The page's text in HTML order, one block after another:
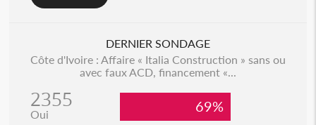
DERNIER SONDAGE
Côte d'Ivoire : Affaire « Italia Construction » sans ou
avec faux ACD, financement «...
2355
Oui 69%